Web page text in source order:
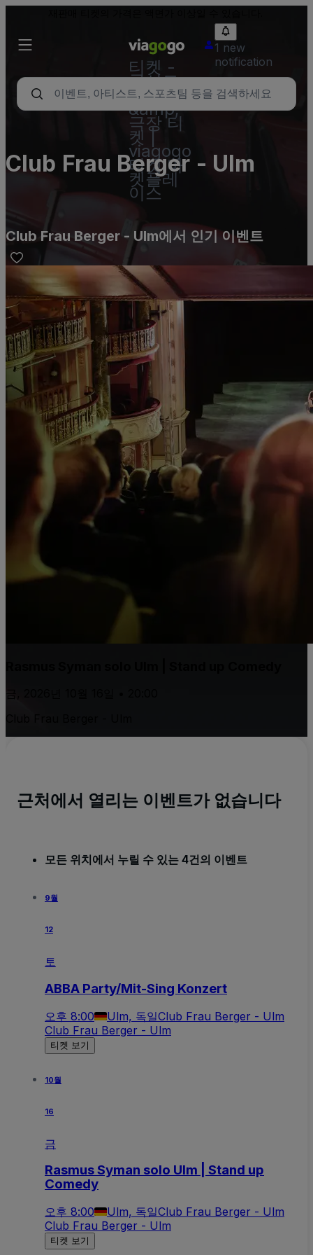
티켓 -
콘서트,
스포츠
&amp;
극장 티
켓 |
viagogo
티켓 마
켓플레
이스
1 new
notification
Club Frau Berger - Ulm
Club Frau Berger - Ulm에서 인기 이벤트
금, 2026년 10월 16일 • 20:00
근처에서 열리는 이벤트가 없습니다
모든 위치에서 누릴 수 있는 4건의 이벤트
9월
12
토
ABBA Party/Mit-Sing Konzert
오후 8:00 Ulm, 독일Club Frau Berger - Ulm
Club Frau Berger - Ulm
티켓 보기
10월
16
금
Rasmus Syman solo Ulm | Stand up
Comedy
오후 8:00 Ulm, 독일Club Frau Berger - Ulm
Club Frau Berger - Ulm
티켓 보기